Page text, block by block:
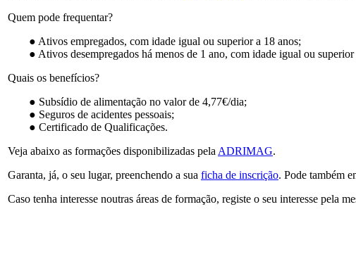
Quem pode frequentar?
● Ativos empregados, com idade igual ou superior a 18 anos;
● Ativos desempregados há menos de 1 ano, com idade igual ou
Quais os benefícios?
● Subsídio de alimentação no valor de 4,77€/dia;
● Seguros de acidentes pessoais;
● Certificado de Qualificações.
Veja abaixo as formações disponibilizadas pela ADRIMAG.
Garanta, já, o seu lugar, preenchendo a sua ficha de inscrição. Pode também
Caso tenha interesse noutras áreas de formação, registe o seu interesse pela